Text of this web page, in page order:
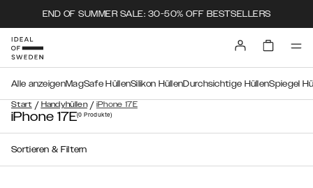
END OF SUMMER SALE: 30-50% OFF BESTSELLERS
Start / Handyhüllen / iPhone 17E
Alle anzeigenMagSafe HüllenSilikon HüllenDurchsichtige HüllenSpiegel
iPhone 17E(0Produkte)
Sortieren & Filtern